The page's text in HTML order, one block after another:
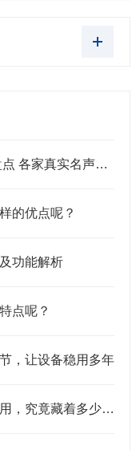
2026年陕西压力变送器厂商口碑盘点 各家真实名声实力全解析
的优点呢？
功能解析
点呢？
，让设备稳用多年
一体化温度变送器：解锁多场景应用，究竟藏着多少“隐形力量”？